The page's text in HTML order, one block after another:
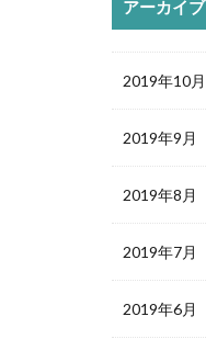
アーカイブ
2019年10月
2019年9月
2019年8月
2019年7月
2019年6月